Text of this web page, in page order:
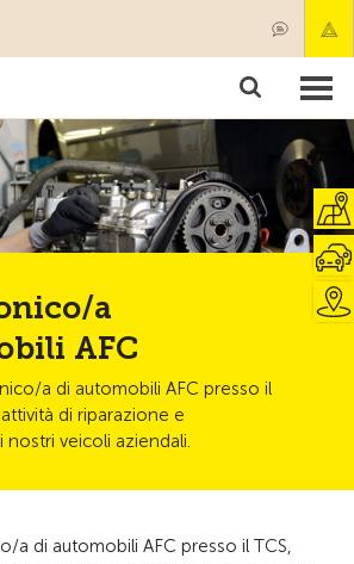
a
AFC
a di automobili AFC presso il
di riparazione e
veicoli aziendali.
a di automobili AFC presso il TCS,